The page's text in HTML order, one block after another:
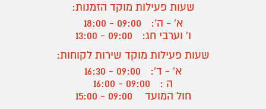
שעות פעילות מוקד הזמנות:
א' - ה':
09:00 - 18:00
ו' וערבי חג:
09:00 - 13:00
שעות פעילות מוקד שירות לקוחות:
א' - ד':
09:00 - 16:30
ה :
09:00 - 16:00
חול המועד